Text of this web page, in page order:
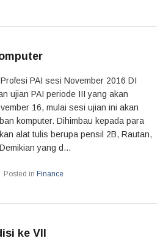
PAI sesi November 2016 DI
ujian PAI periode III yang akan
16, mulai sesi ujian ini akan
komputer. Dihimbau kepada para
alat tulis berupa pensil 2B, Rautan,
yang d...
Posted in Finance
ke VII